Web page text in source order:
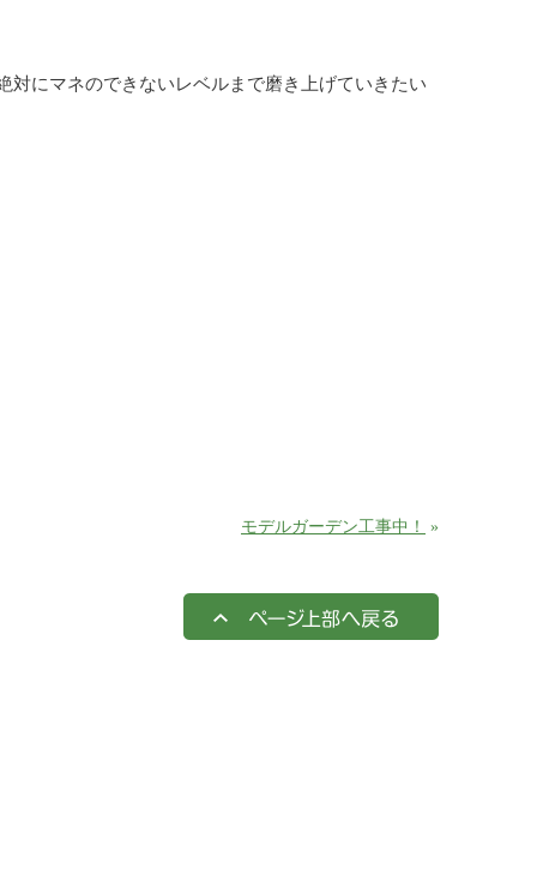
にマネのできないレベルまで磨き上げていきたい
モデルガーデン工事中！ »